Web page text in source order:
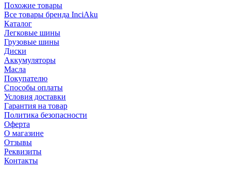
Похожие товары
Все товары бренда InciAku
Каталог
Легковые шины
Грузовые шины
Диски
Аккумуляторы
Масла
Покупателю
Способы оплаты
Условия доставки
Гарантия на товар
Политика безопасности
Оферта
О магазине
Отзывы
Реквизиты
Контакты